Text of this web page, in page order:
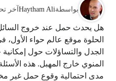
بواسطةHaytham Aliآخر
هل يحدث حمل عند خروج
الحلوة موقع عالم حواء الأول،
الجدل والتساؤلات حول
المنوي خارج المهبل. هذه
مدى احتمالية وقوع حمل غير